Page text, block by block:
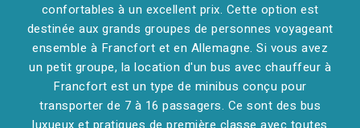
confortables à un excellent prix. Cette option est
destinée aux grands groupes de personnes voyageant
ensemble à Francfort et en Allemagne. Si vous avez
un petit groupe, la location d'un bus avec chauffeur à
Francfort est un type de minibus conçu pour
transporter de 7 à 16 passagers. Ce sont des bus